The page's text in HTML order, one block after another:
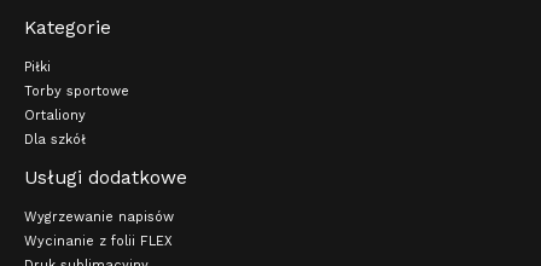
Kategorie
Piłki
Torby sportowe
Ortaliony
Dla szkół
Usługi dodatkowe
Wygrzewanie napisów
Wycinanie z folii FLEX